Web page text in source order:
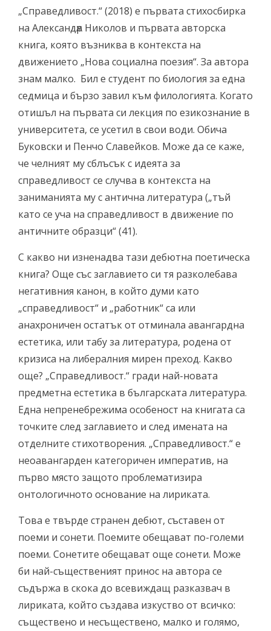
„Справедливост.“ (2018) е първата стихосбирка
на Александѫр Николов и първата авторска
книга, която възниква в контекста на
движението „Нова социална поезия“. За автора
знам малко. Бил е студент по биология за една
седмица и бързо завил към филологията. Когато
отишъл на първата си лекция по езикознание в
университета, се усетил в свои води. Обича
Буковски и Пенчо Славейков. Може да се каже,
че челният му сблъсък с идеята за
справедливост се случва в контекста на
заниманията му с антична литература („тъй
като се уча на справедливост в движение по
античните образци“ (41).
С какво ни изненадва тази дебютна поетическа
книга? Още със заглавието си тя разколебава
негативния канон, в който думи като
„справедливост“ и „работник“ са или
анахроничен остатък от отминала авангардна
естетика, или табу за литература, родена от
кризиса на либералния мирен преход. Какво
още? „Справедливост.“ гради най-новата
предметна естетика в българската литература.
Една непренебрежима особеност на книгата са
точките след заглавието и след имената на
отделните стихотворения. „Справедливост.“ е
неоавангарден категоричен императив, на
първо място защото проблематизира
онтологичното основание на лириката.
Това е твърде странен дебют, съставен от
поеми и сонети. Поемите обещават по-големи
поеми. Сонетите обещават още сонети. Може
би най-същественият принос на автора се
съдържа в скока до всевиждащ разказвач в
лириката, който създава изкуство от всичко:
съществено и несъществено, малко и голямо,